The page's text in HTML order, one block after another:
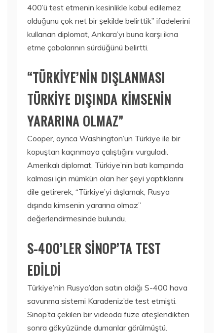
400’ü test etmenin kesinlikle kabul edilemez
olduğunu çok net bir şekilde belirttik” ifadelerini
kullanan diplomat, Ankara’yı buna karşı ikna
etme çabalarının sürdüğünü belirtti.
“TÜRKİYE’NİN DIŞLANMASI
TÜRKİYE DIŞINDA KİMSENİN
YARARINA OLMAZ”
Cooper, ayrıca Washington’un Türkiye ile bir
kopuştan kaçınmaya çalıştığını vurguladı.
Amerikalı diplomat, Türkiye’nin batı kampında
kalması için mümkün olan her şeyi yaptıklarını
dile getirerek, “Türkiye’yi dışlamak, Rusya
dışında kimsenin yararına olmaz”
değerlendirmesinde bulundu.
S-400’LER SİNOP’TA TEST
EDİLDİ
Türkiye’nin Rusya’dan satın aldığı S-400 hava
savunma sistemi Karadeniz’de test etmişti.
Sinop’ta çekilen bir videoda füze ateşlendikten
sonra gökyüzünde dumanlar görülmüştü.